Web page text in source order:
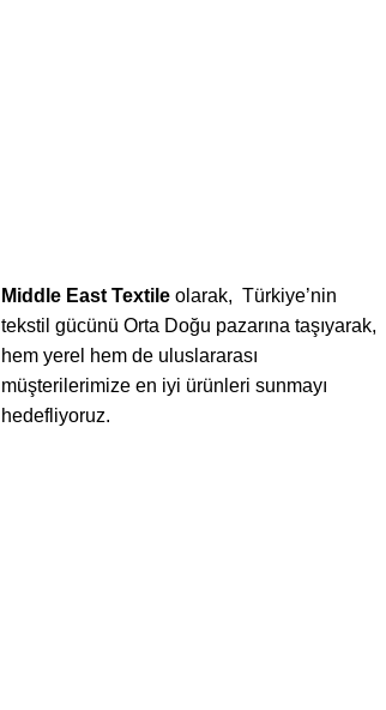
Middle East Textileolarak, Türkiye’nin
tekstil gücünü Orta Doğu pazarına taşıyarak,
hem yerel hem de uluslararası
müşterilerimize en iyi ürünleri sunmayı
hedefliyoruz.